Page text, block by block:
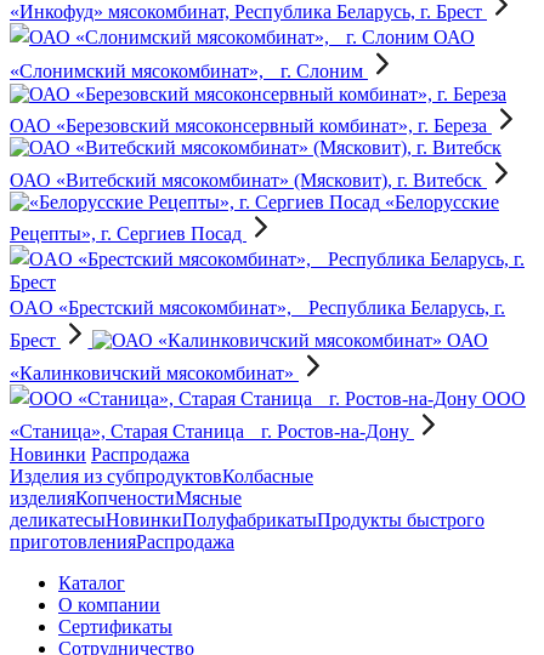
«Инкофуд» мясокомбинат, Республика Беларусь, г. Брест
ОАО
«Слонимский мясокомбинат», г. Слоним
ОАО «Березовский мясоконсервный комбинат», г. Береза
ОАО «Витебский мясокомбинат» (Мясковит), г. Витебск
«Белорусские
Рецепты», г. Сергиев Посад
OAO «Брестский мясокомбинат», Республика Беларусь, г.
Брест
ОАО
«Калинковичский мясокомбинат»
OOO
«Станица», Старая Станица г. Ростов-на-Дону
Новинки Распродажа
Изделия из субпродуктовКолбасные
изделияКопченостиМясные
деликатесыНовинкиПолуфабрикатыПродукты быстрого
приготовленияРаспродажа
Каталог
О компании
Сертификаты
Сотрудничество